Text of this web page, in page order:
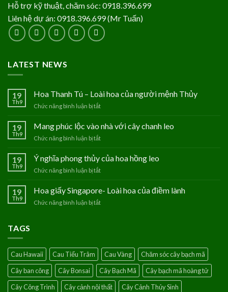
Hỗ trợ kỹ thuật, chăm sóc: 0918.396.699
Liên hệ dự án: 0918.396.699 (Mr Tuấn)
LATEST NEWS
19
Th9
Hoa Thanh Tú – Loài hoa của người mệnh Thủy
Chức năng bình luận bị tắt
Thanh
hoa
Thủy
19
Th9
Mang phúc lộc vào nhà với cây chanh leo
Chức năng bình luận bị tắt
phúc
với
19
Th9
Ý nghĩa phong thủy của hoa hồng leo
Chức năng bình luận bị tắt
nghĩa
19
Th9
Hoa giấy Singapore- Loài hoa của điềm lành
Chức năng bình luận bị tắt
của
điềm
lành
TAGS
Cau Hawaii Cau Tiểu Trâm Cau Vàng
Chăm sóc cây bạch mã
Cây ban công
Cây Bonsai Cây Bạch Mã
Cây bạch mã hoàng tử
Cây Công Trình
Cây cảnh nội thất
Cây Cảnh Thủy Sinh